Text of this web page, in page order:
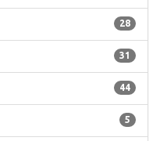
28
31
44
5